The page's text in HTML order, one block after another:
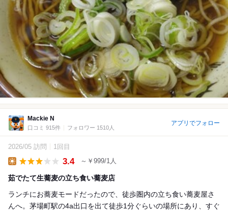
Mackie N
口コミ 915件 フォロワー 1510人
アプリでフォロー
2026/05 訪問 1回目
3.4 ～￥999/1人
茹でたて生蕎麦の立ち食い蕎麦店
ランチにお蕎麦モードだったので、徒歩圏内の立ち食い蕎麦屋さ
んへ。茅場町駅の4a出口を出て徒歩1分ぐらいの場所にあり、すぐ